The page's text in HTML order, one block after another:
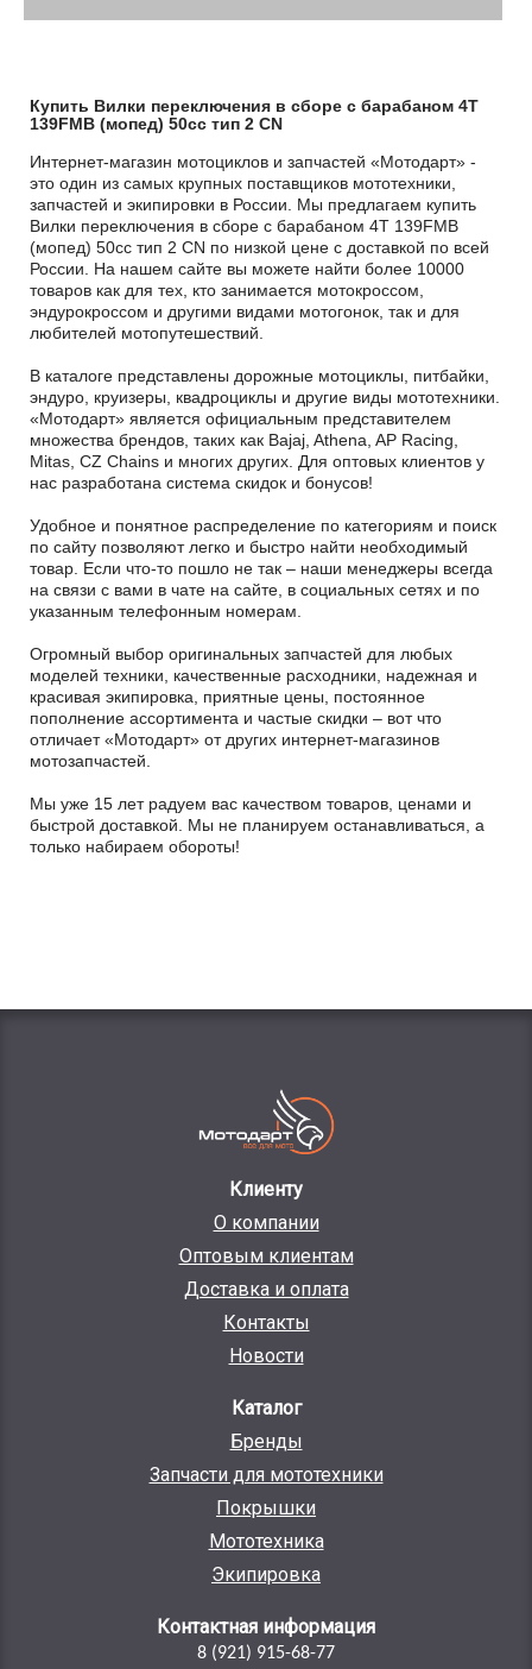
Купить Вилки переключения в сборе с барабаном 4T
139FMB (мопед) 50сс тип 2 CN
Интернет-магазин мотоциклов и запчастей «Мотодарт» -
это один из самых крупных поставщиков мототехники,
запчастей и экипировки в России. Мы предлагаем купить
Вилки переключения в сборе с барабаном 4T 139FMB
(мопед) 50сс тип 2 CN по низкой цене с доставкой по всей
России. На нашем сайте вы можете найти более 10000
товаров как для тех, кто занимается мотокроссом,
эндурокроссом и другими видами мотогонок, так и для
любителей мотопутешествий.
В каталоге представлены дорожные мотоциклы, питбайки,
эндуро, круизеры, квадроциклы и другие виды мототехники.
«Мотодарт» является официальным представителем
множества брендов, таких как Bajaj, Athena, AP Racing,
Mitas, CZ Chains и многих других. Для оптовых клиентов у
нас разработана система скидок и бонусов!
Удобное и понятное распределение по категориям и поиск
по сайту позволяют легко и быстро найти необходимый
товар. Если что-то пошло не так – наши менеджеры всегда
на связи с вами в чате на сайте, в социальных сетях и по
указанным телефонным номерам.
Огромный выбор оригинальных запчастей для любых
моделей техники, качественные расходники, надежная и
красивая экипировка, приятные цены, постоянное
пополнение ассортимента и частые скидки – вот что
отличает «Мотодарт» от других интернет-магазинов
мотозапчастей.
Мы уже 15 лет радуем вас качеством товаров, ценами и
быстрой доставкой. Мы не планируем останавливаться, а
только набираем обороты!
Клиенту
О компании
Оптовым клиентам
Доставка и оплата
Контакты
Новости
Каталог
Бренды
Запчасти для мототехники
Покрышки
Мототехника
Экипировка
Контактная информация
8 (921) 915-68-77